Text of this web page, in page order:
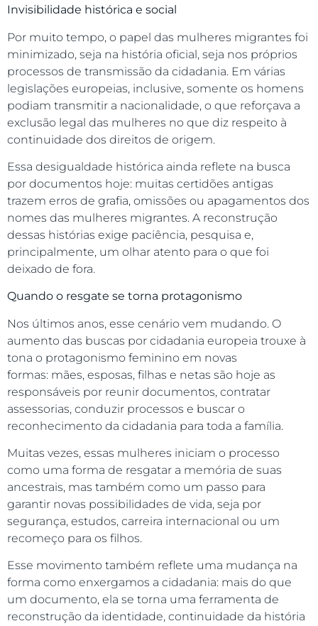
Invisibilidade histórica e social
Por muito tempo, o papel das mulheres migrantes foi
minimizado, seja na história oficial, seja nos próprios
processos de transmissão da cidadania. Em várias
legislações europeias, inclusive, somente os homens
podiam transmitir a nacionalidade, o que reforçava a
exclusão legal das mulheres no que diz respeito à
continuidade dos direitos de origem.
Essa desigualdade histórica ainda reflete na busca
por documentos hoje: muitas certidões antigas
trazem erros de grafia, omissões ou apagamentos dos
nomes das mulheres migrantes. A reconstrução
dessas histórias exige paciência, pesquisa e,
principalmente, um olhar atento para o que foi
deixado de fora.
Quando o resgate se torna protagonismo
Nos últimos anos, esse cenário vem mudando. O
aumento das buscas por cidadania europeia trouxe à
tona o protagonismo feminino em novas
formas: mães, esposas, filhas e netas são hoje as
responsáveis por reunir documentos, contratar
assessorias, conduzir processos e buscar o
reconhecimento da cidadania para toda a família.
Muitas vezes, essas mulheres iniciam o processo
como uma forma de resgatar a memória de suas
ancestrais, mas também como um passo para
garantir novas possibilidades de vida, seja por
segurança, estudos, carreira internacional ou um
recomeço para os filhos.
Esse movimento também reflete uma mudança na
forma como enxergamos a cidadania: mais do que
um documento, ela se torna uma ferramenta de
reconstrução da identidade, continuidade da história